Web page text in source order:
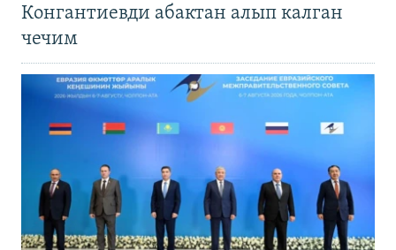
Конгантиевди абактан алып калган
чечим